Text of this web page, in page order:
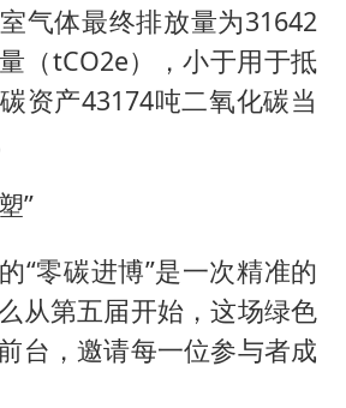
气体最终排放量为31642
（tCO2e），小于用于抵
资产43174吨二氧化碳当
”
“零碳进博”是一次精准的
从第五届开始，这场绿色
台，邀请每一位参与者成